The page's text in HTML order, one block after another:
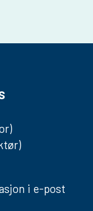
i e-post